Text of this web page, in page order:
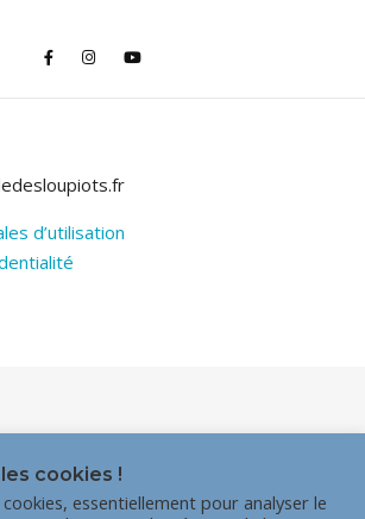
d’utilisation
cookies !
essentiellement pour analyser le